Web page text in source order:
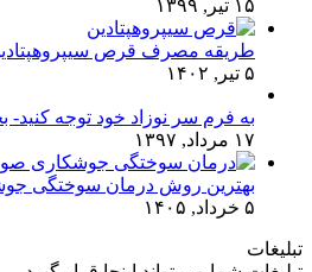
۱۵ تیر, ۱۳۹۹
طریقه مصرف قرص
۵ تیر, ۱۴۰۲
به فرم سر نوزاد خود توجه
۱۷ مرداد, ۱۳۹۷
بهترین روش درمان سوختگی
۵ خرداد, ۱۴۰۵
تبلیغات